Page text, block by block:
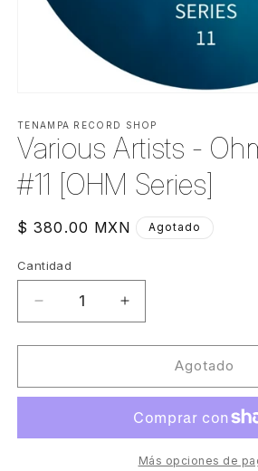
multimedia
1
en
ventana
modal
TENAMPA RECORD SHOP
Various Artists -
#11 [OHM Series]
Precio
$ 380.00 MXN Agotado
Cantidad
Cantidad
Reducir
cantidad
para
Artists
Series
Aumentar
cantidad
para
Various
Artists
Ohme
Series
#11
Agotado
Más opciones de